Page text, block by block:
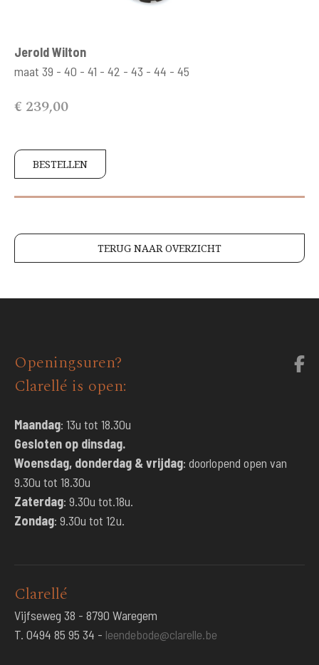
Jerold Wilton
maat 39 - 40 - 41 - 42 - 43 - 44 - 45
€ 239,00
BESTELLEN
TERUG NAAR OVERZICHT
Openingsuren?
Clarellé is open:
Maandag: 13u tot 18.30u
Gesloten op dinsdag.
Woensdag, donderdag & vrijdag: doorlopend open van
9.30u tot 18.30u
Zaterdag: 9.30u tot.18u.
Zondag: 9.30u tot 12u.
Clarellé
Vijfseweg 38 - 8790 Waregem
T. 0494 85 95 34 - leendebode@clarelle.be